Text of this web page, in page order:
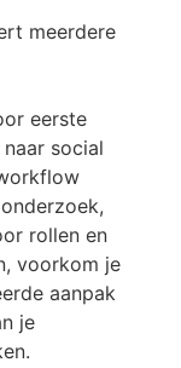
meerdere
eerste
social
rollen en
voorkom je
aanpak
je